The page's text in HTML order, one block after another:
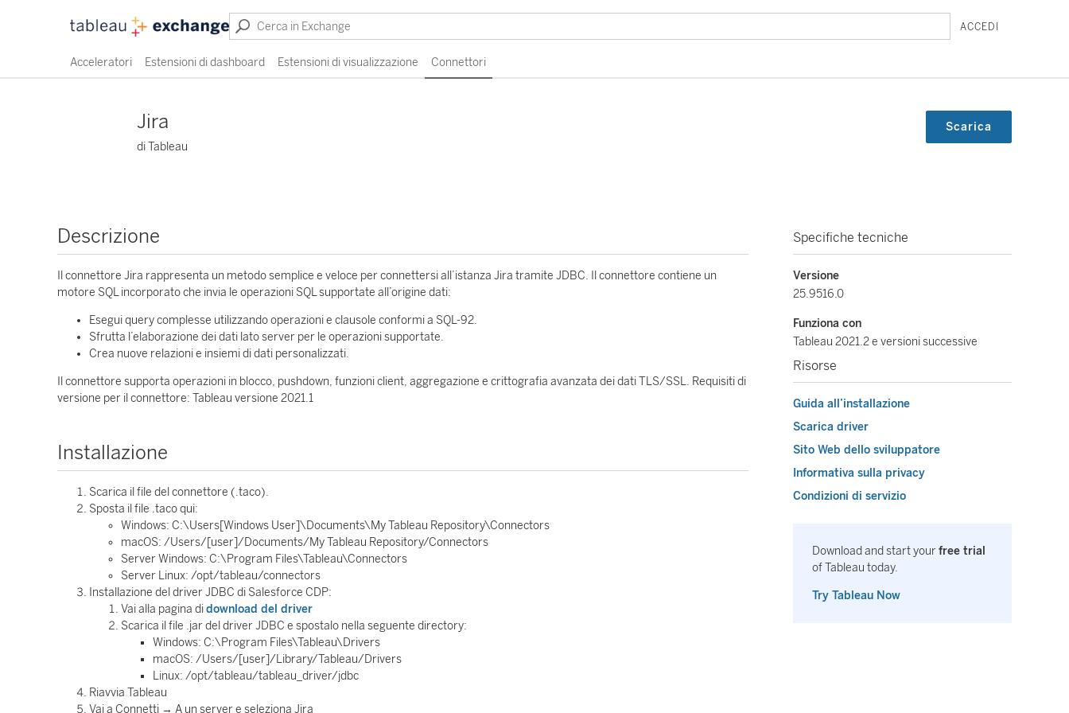
ACCEDI
Acceleratori Estensioni di dashboard Estensioni di visualizzazione Connettori
Jira
di Tableau
Scarica
Descrizione
Il connettore Jira rappresenta un metodo semplice e veloce per connettersi all’istanza Jira tramite JDBC. Il connettore contiene un
motore SQL incorporato che invia le operazioni SQL supportate all’origine dati:
Esegui query complesse utilizzando operazioni e clausole conformi a SQL-92.
Sfrutta l’elaborazione dei dati lato server per le operazioni supportate.
Crea nuove relazioni e insiemi di dati personalizzati.
Il connettore supporta operazioni in blocco, pushdown, funzioni client, aggregazione e crittografia avanzata dei dati TLS/SSL. Requisiti di
versione per il connettore: Tableau versione 2021.1
Installazione
Scarica il file del connettore (.taco).
Sposta il file .taco qui:
Windows: C:\Users[Windows User]\Documents\My Tableau Repository\Connectors
macOS: /Users/[user]/Documents/My Tableau Repository/Connectors
Server Windows: C:\Program Files\Tableau\Connectors
Server Linux: /opt/tableau/connectors
Installazione del driver JDBC di Salesforce CDP:
Vai alla pagina didownload del driver
Scarica il file .jar del driver JDBC e spostalo nella seguente directory:
Windows: C:\Program Files\Tableau\Drivers
macOS: /Users/[user]/Library/Tableau/Drivers
Linux: /opt/tableau/tableau_driver/jdbc
Riavvia Tableau
Vai a Connetti → A un server e seleziona Jira
Specifiche tecniche
Versione
25.9516.0
Funziona con
Tableau 2021.2 e versioni successive
Risorse
Guida all’installazione
Scarica driver
Sito Web dello sviluppatore
Informativa sulla privacy
Condizioni di servizio
Download and start yourfree trial
of Tableau today.
Try Tableau Now